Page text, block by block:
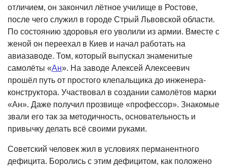
отличием, он закончил лётное училище в Ростове,
после чего служил в городе Стрый Львовской области.
По состоянию здоровья его уволили из армии. Вместе с
женой он переехал в Киев и начал работать на
авиазаводе. Том, который выпускал знаменитые
самолёты «Ан». На заводе Алексей Алексеевич
прошёл путь от простого клепальщика до инженера-
конструктора. Участвовал в создании самолётов марки
«Ан». Даже получил прозвище «профессор». Знакомые
звали его так за методичность, основательность и
привычку делать всё своими руками.
Советский человек жил в условиях перманентного
дефицита. Боролись с этим дефицитом, как положено